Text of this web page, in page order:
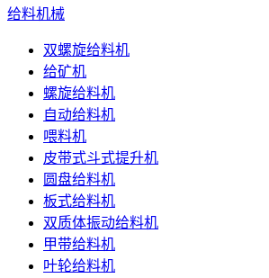
给料机械
双螺旋给料机
给矿机
螺旋给料机
自动给料机
喂料机
皮带式斗式提升机
圆盘给料机
板式给料机
双质体振动给料机
甲带给料机
叶轮给料机